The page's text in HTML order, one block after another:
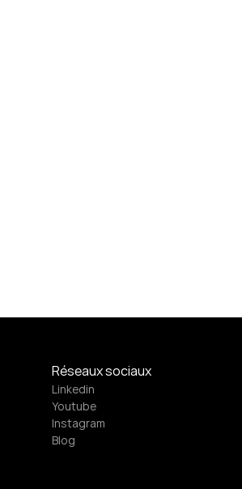
Réseaux sociaux
Linkedin
Youtube
Instagram
Blog